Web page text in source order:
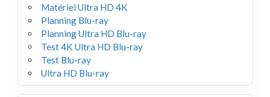
Matériel Ultra HD 4K
Planning Blu-ray
Planning Ultra HD Blu-ray
Test 4K Ultra HD Blu-ray
Test Blu-ray
Ultra HD Blu-ray